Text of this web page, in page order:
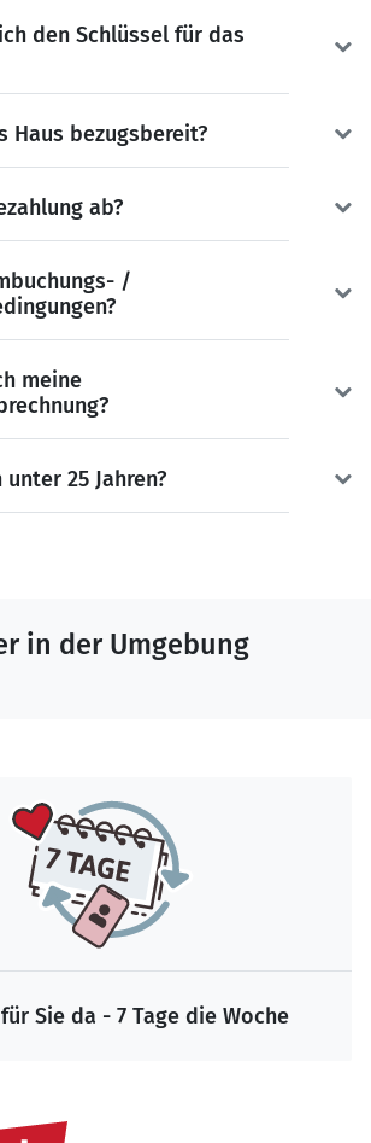
den Schlüssel für das
Haus bezugsbereit?
ab?
/
meine
25 Jahren?
in der Umgebung
Sie da - 7 Tage die Woche